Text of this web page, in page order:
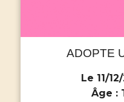
ADOPTE
Le 11/
Âge :